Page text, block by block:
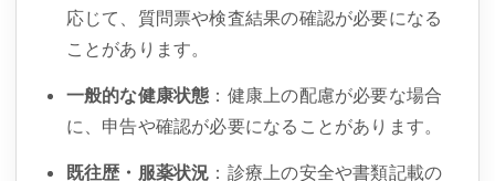
応じて、質問票や検査結果の確認が必要になる
ことがあります。
一般的な健康状態 ：健康上の配慮が必要な場合
に、申告や確認が必要になることがあります。
既往歴・服薬状況 ：診療上の安全や書類記載の